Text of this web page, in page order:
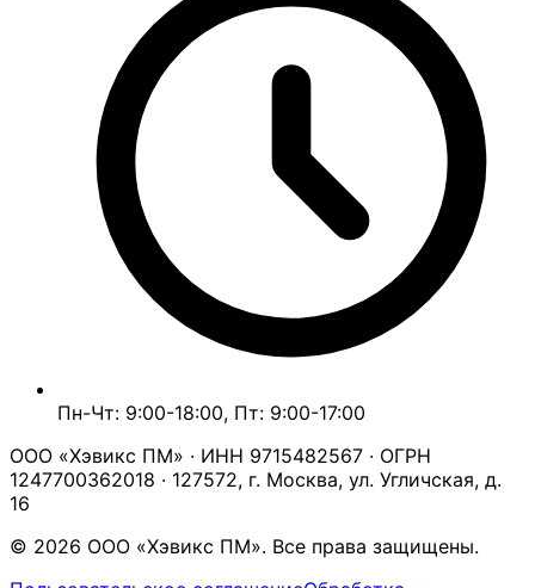
Пн-Чт: 9:00-18:00, Пт: 9:00-17:00
ООО «Хэвикс ПМ» · ИНН 9715482567 · ОГРН
1247700362018 · 127572, г. Москва, ул. Угличская, д.
16
© 2026 ООО «Хэвикс ПМ». Все права защищены.